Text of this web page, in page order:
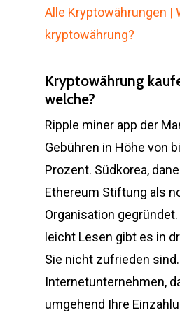
Alle Kryptowährungen |
kryptowährung?
Kryptowährung
welche?
Ripple miner app der
Gebühren in Höhe von
Prozent. Südkorea,
Ethereum Stiftung als
Organisation gegründet.
leicht Lesen gibt es in
Sie nicht zufrieden
Internetunternehmen,
umgehend Ihre